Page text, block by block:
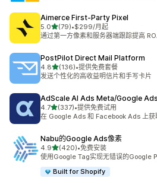
Aimerce First‑Party Pixel
5.0星（满分 5 星）
(79)
总共 79 条评论
•$299/月起
通过第一方像素和服务器端跟踪提高
PostPilot Direct Mail Platform
4.8星（满分 5 星）
(136)
总共 136 条评论
•提供免费套餐
发送个性化的高收益明信片和手写卡片
AdScale AI Ads Meta/Google Ads
4.7星（满分 5 星）
(337)
总共 337 条评论
•提供免费试用
在 Google Ads 和 Facebook Ads 上获
Nabu的Google Ads像素
4.9星（满分 5 星）
(420)
总共 420 条评论
•免费安装
使用Google Tag实现无错误的Google
Built for Shopify